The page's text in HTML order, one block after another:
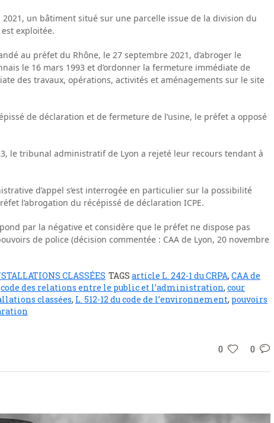
un bâtiment situé sur une parcelle issue de la division du
exploitée.
au préfet du Rhône, le 27 septembre 2021, d’abroger le
le 16 mars 1993 et d’ordonner la fermeture immédiate de
des travaux, opérations, activités et aménagements sur le site
de déclaration et de fermeture de l’usine, le préfet a opposé
le tribunal administratif de Lyon a rejeté leur recours tendant à
d’appel s’est interrogée en particulier sur la possibilité
l’abrogation du récépissé de déclaration ICPE.
par la négative et considère que le préfet ne dispose pas
de police (décision commentée : CAA de Lyon, 20 novembre
CLASSÉES TAGS article L. 242-1 du CRPA, CAA de
code des relations entre le public et l’administration, cour
classées, L. 512-12 du code de l’environnement, pouvoirs
0 0